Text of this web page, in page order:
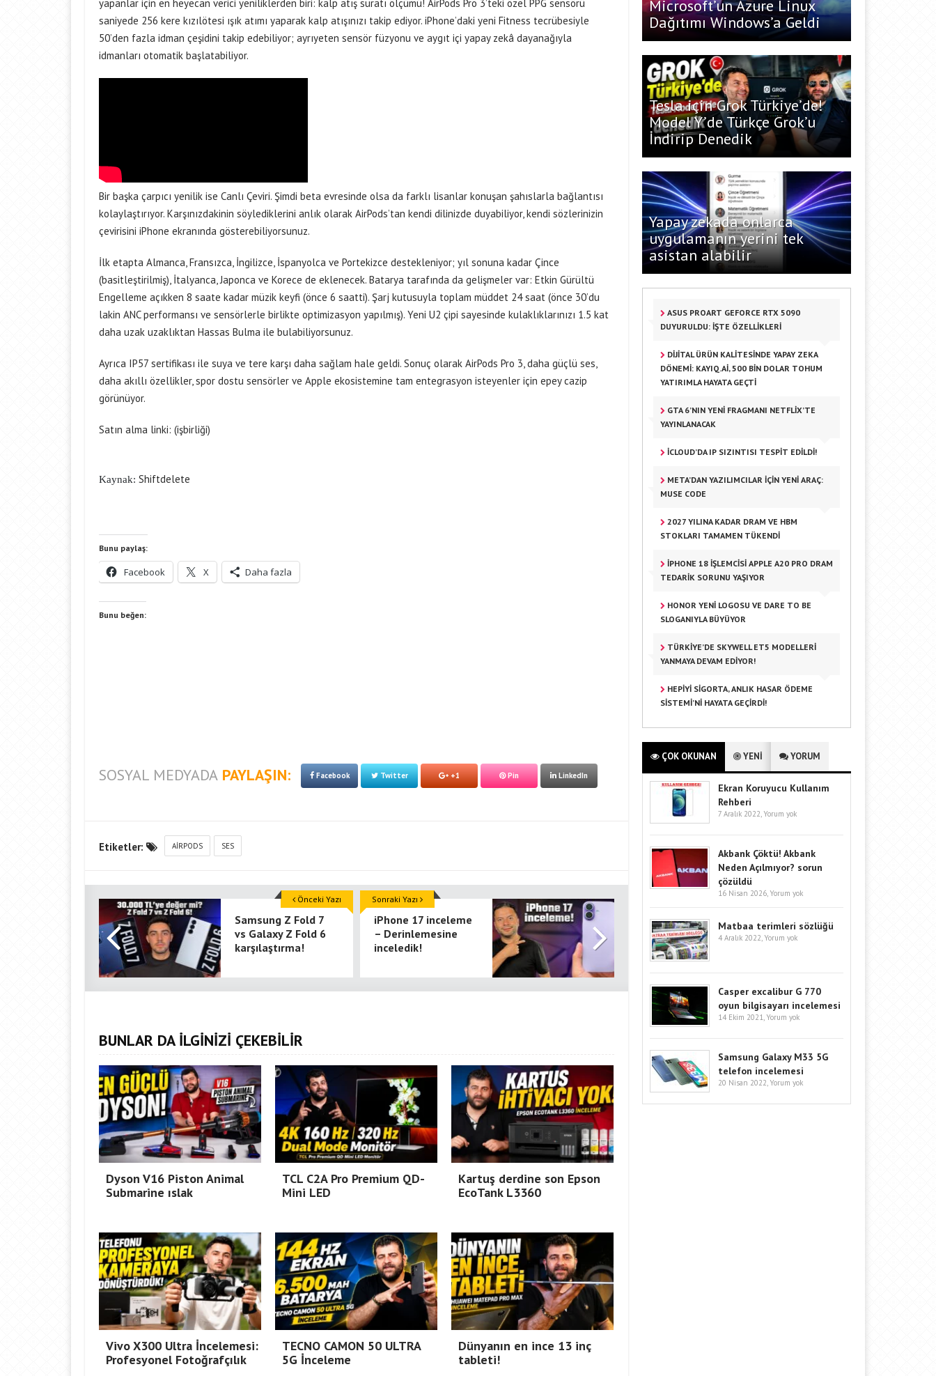
yapanlar için en heyecan verici yeniliklerden biri: kalp atış suratı ölçümü! AirPods Pro 3’teki özel PPG sensörü
saniyede 256 kere kızılötesi ışık atımı yaparak kalp atışınızı takip ediyor. iPhone’daki yeni Fitness tecrübesiyle
50’den fazla idman çeşidini takip edebiliyor; ayrıyeten sensör füzyonu ve aygıt içi yapay zekâ dayanağıyla
idmanları otomatik başlatabiliyor.
Bir başka çarpıcı yenilik ise Canlı Çeviri. Şimdi beta evresinde olsa da farklı lisanlar konuşan şahıslarla bağlantısı
kolaylaştırıyor. Karşınızdakinin söylediklerini anlık olarak AirPods’tan kendi dilinizde duyabiliyor, kendi sözlerinizin
çevirisini iPhone ekranında gösterebiliyorsunuz.
İlk etapta Almanca, Fransızca, İngilizce, İspanyolca ve Portekizce destekleniyor; yıl sonuna kadar Çince
(basitleştirilmiş), İtalyanca, Japonca ve Korece de eklenecek. Batarya tarafında da gelişmeler var: Etkin Gürültü
Engelleme açıkken 8 saate kadar müzik keyfi (önce 6 saatti). Şarj kutusuyla toplam müddet 24 saat (önce 30’du
lakin ANC performansı ve sensörlerle birlikte optimizasyon yapılmış). Yeni U2 çipi sayesinde kulaklıklarınızı 1.5 kat
daha uzak uzaklıktan Hassas Bulma ile bulabiliyorsunuz.
Ayrıca IP57 sertifikası ile suya ve tere karşı daha sağlam hale geldi. Sonuç olarak AirPods Pro 3, daha güçlü ses,
daha akıllı özellikler, spor dostu sensörler ve Apple ekosistemine tam entegrasyon isteyenler için epey cazip
görünüyor.
Satın alma linki: (işbirliği)
Kaynak: Shiftdelete
Bunu paylaş:
Facebook X Daha fazla
Bunu beğen:
SOSYAL MEDYADA PAYLAŞIN: Facebook Twitter +1 Pin LinkedIn
Etiketler: AIRPODS SES
Samsung Z Fold 7
vs Galaxy Z Fold 6
karşılaştırma!
Önceki Yazı
iPhone 17 inceleme
– Derinlemesine
inceledik!
Sonraki Yazı
BUNLAR DA İLGİNİZİ ÇEKEBİLİR
Dyson V16 Piston Animal
Submarine ıslak
TCL C2A Pro Premium QD-
Mini LED
Kartuş derdine son Epson
EcoTank L3360
Vivo X300 Ultra İncelemesi:
Profesyonel Fotoğrafçılık
TECNO CAMON 50 ULTRA
5G İnceleme
Dünyanın en ince 13 inç
tableti!
Microsoft’un Azure Linux
Dağıtımı Windows’a Geldi
Tesla için Grok Türkiye’de!
Model Y’de Türkçe Grok’u
İndirip Denedik
Yapay zekada onlarca
uygulamanın yerini tek
asistan alabilir
ASUS PROART GEFORCE RTX 5090
DUYURULDU: İŞTE ÖZELLIKLERI
DİJİTAL ÜRÜN KALİTESİNDE YAPAY ZEKA
DÖNEMİ: KAYIQ.AI, 500 BİN DOLAR TOHUM
YATIRIMLA HAYATA GEÇTİ
GTA 6’NIN YENI FRAGMANI NETFLIX’TE
YAYINLANACAK
ICLOUD’DA IP SIZINTISI TESPIT EDILDI!
META’DAN YAZILIMCILAR IÇIN YENI ARAÇ:
MUSE CODE
2027 YILINA KADAR DRAM VE HBM
STOKLARI TAMAMEN TÜKENDI
IPHONE 18 İŞLEMCISI APPLE A20 PRO DRAM
TEDARIK SORUNU YAŞIYOR
HONOR YENI LOGOSU VE DARE TO BE
SLOGANIYLA BÜYÜYOR
TÜRKIYE’DE SKYWELL ET5 MODELLERI
YANMAYA DEVAM EDIYOR!
HEPIYI SIGORTA, ANLIK HASAR ÖDEME
SISTEMI’NI HAYATA GEÇIRDI!
ÇOK OKUNAN YENİ YORUM
Ekran Koruyucu Kullanım
Rehberi
7 Aralık 2022, Yorum yok
Akbank Çöktü! Akbank
Neden Açılmıyor? sorun
çözüldü
16 Nisan 2026, Yorum yok
Matbaa terimleri sözlüğü
4 Aralık 2022, Yorum yok
Casper excalibur G 770
oyun bilgisayarı incelemesi
14 Ekim 2021, Yorum yok
Samsung Galaxy M33 5G
telefon incelemesi
20 Nisan 2022, Yorum yok